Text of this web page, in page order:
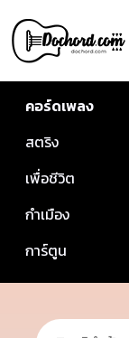
คอร์ดเพลง
สตริง
เพื่อชีวิต
กำเมือง
การ์ตูน